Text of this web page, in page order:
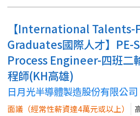
【International Talents-
Graduates國際人才】
Process Engineer-四班二
程師(KH高雄)
日月光半導體製造股份有限公司
面議（經常性薪資達4萬元或以上）